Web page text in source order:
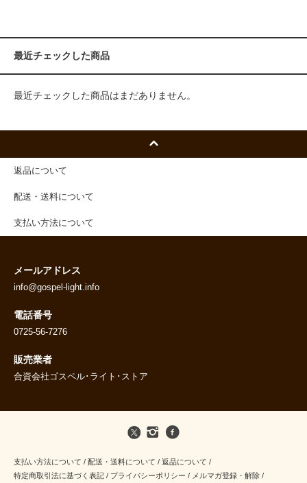
最近チェックした商品
最近チェックした商品はまだありません。
返品について
配送・送料について
支払い方法について
メールアドレス
info@gospel-light.info
電話番号
0725-56-7276
販売業者
合資会社ゴスペル･ライト･ストア
支払い方法について / 配送・送料について / 返品について /
特定商取引法に基づく表記 / プライバシーポリシー / メルマガ登録・解除 /